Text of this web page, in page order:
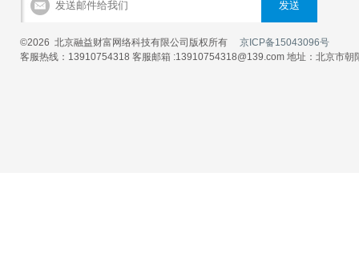
©2026 北京融益财富网络科技有限公司版权所有 京ICP备15043096号
客服热线：13910754318 客服邮箱 :13910754318@139.com 地址：北京市